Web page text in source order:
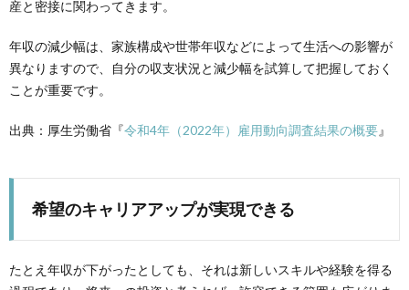
産と密接に関わってきます。
年収の減少幅は、家族構成や世帯年収などによって生活への影響が
異なりますので、自分の収支状況と減少幅を試算して把握しておく
ことが重要です。
出典：厚生労働省 『令和4年（2022年）雇用動向調査結果の概要』
希望のキャリアアップが実現できる
たとえ年収が下がったとしても、それは新しいスキルや経験を得る